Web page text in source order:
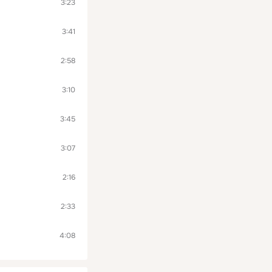
3:23
3:41
2:58
3:10
3:45
3:07
2:16
2:33
4:08